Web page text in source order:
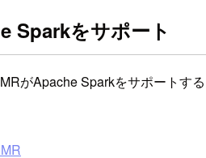
Sparkをサポート
がApache Sparkをサポートす